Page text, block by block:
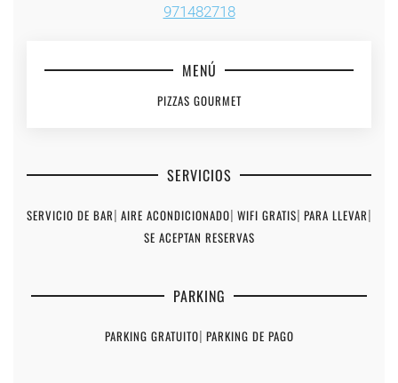
971482718
MENÚ
PIZZAS GOURMET
SERVICIOS
SERVICIO DE BAR| AIRE ACONDICIONADO| WIFI GRATIS| PARA LLEVAR|
SE ACEPTAN RESERVAS
PARKING
PARKING GRATUITO| PARKING DE PAGO